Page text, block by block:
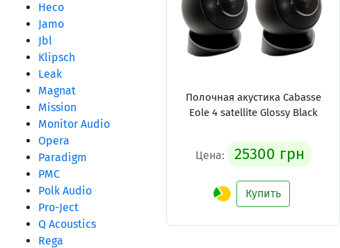
Heco
Jamo
Jbl
Klipsch
Leak
Magnat
Mission
Monitor Audio
Opera
Paradigm
PMC
Polk Audio
Pro-Ject
Q Acoustics
Rega
Полочная акустика Cabasse
Eole 4 satellite Glossy Black
Цена: 25300 грн
Купить